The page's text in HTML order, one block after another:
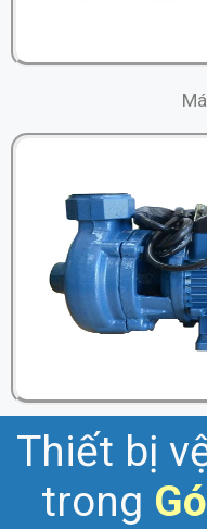
Thiết bị
trong